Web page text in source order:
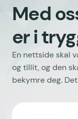
Med
er i
En nettside skal
og tillit, og den
bekymre deg.